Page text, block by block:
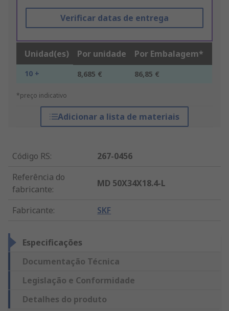
Verificar datas de entrega
Unidad(es) Por unidade Por Embalagem*
10 + 8,685 € 86,85 €
*preço indicativo
Adicionar a lista de materiais
Código RS:
267-0456
Referência do
fabricante:
MD 50X34X18.4-L
Fabricante: SKF
Especificações
Documentação Técnica
Legislação e Conformidade
Detalhes do produto